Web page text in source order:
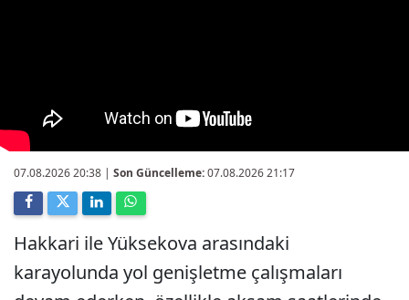
07.08.2026 20:38 | Son Güncelleme:07.08.2026 21:17
Hakkari ile Yüksekova arasındaki
karayolunda yol genişletme çalışmaları